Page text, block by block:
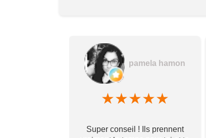
pamela hamon
★★★★★
Super conseil ! Ils prennent